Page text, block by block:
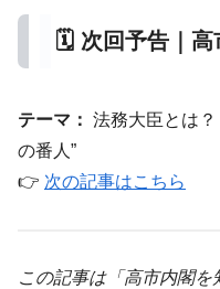
🗓️ 次回予告｜
テーマ： 法務大臣とは
の番人”
👉 次の記事はこちら
この記事は「高市内閣を